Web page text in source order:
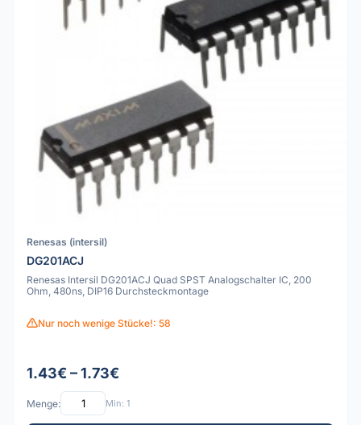
Renesas (intersil)
DG201ACJ
Renesas Intersil DG201ACJ Quad SPST Analogschalter IC, 200
Ohm, 480ns, DIP16 Durchsteckmontage
Nur noch wenige Stücke!: 58
1.43€ – 1.73€
Menge: Min: 1